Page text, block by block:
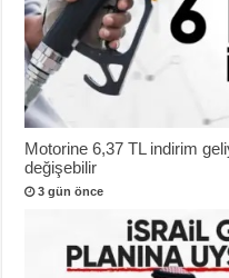
Motorine 6,37 TL indirim
değişebilir
3 gün önce